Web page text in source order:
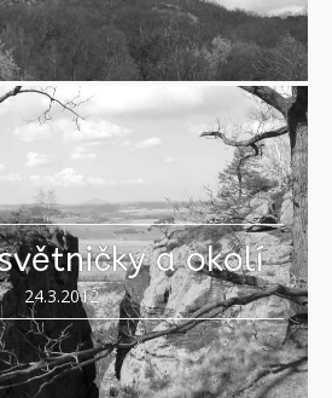
a okolí
24.3.2012